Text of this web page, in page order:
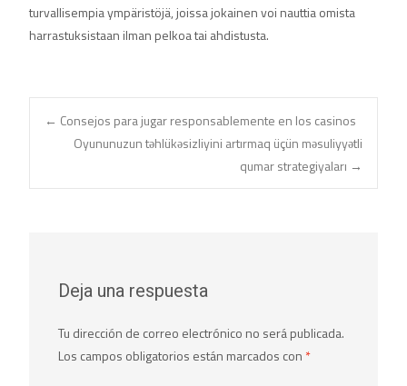
turvallisempia ympäristöjä, joissa jokainen voi nauttia omista
harrastuksistaan ilman pelkoa tai ahdistusta.
Navegación
de
← Consejos para jugar responsablemente en los casinos
Oyununuzun təhlükəsizliyini artırmaq üçün məsuliyyətli
qumar strategiyaları →
Deja una respuesta
Tu dirección de correo electrónico no será publicada.
Los campos obligatorios están marcados con *